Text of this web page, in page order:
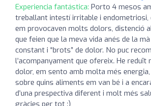
Experiencia fantástica: Porto 4 mesos
treballant intestí irritable i endometriosi,
em provocaven molts dolors, distenció
que feien que la meva vida anés de la
constant i “brots” de dolor. No puc
l’acompanyament que ofereix. He
dolor, em sento amb molta més
sobre quins aliments em van bé i a
d’una prespectiva diferent i molt més
gràcies per tot :)